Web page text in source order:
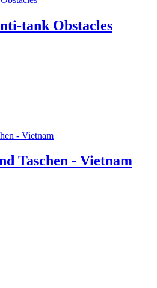
tank Obstacles
Taschen - Vietnam